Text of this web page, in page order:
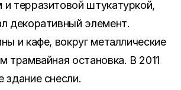
терразитовой штукатуркой,
декоративный элемент.
и кафе, вокруг металлические
трамвайная остановка. В 2011
здание снесли.